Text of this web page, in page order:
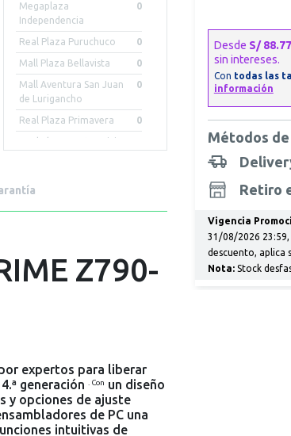
Megaplaza
Independencia
0
Real Plaza Puruchuco 0
Mall Plaza Bellavista 0
Mall Aventura San Juan
de Lurigancho
0
Real Plaza Primavera 0
Real Plaza Centro Civico
Mall Plaza Arequipa -
Real Plaza Piura 0
Z790-
expertos para liberar
generación . Con un diseño
y opciones de ajuste
de PC una
intuitivas de
Métodos
Retiro
Vigencia
31/08/2026
descuento, aplica
Nota:Stock